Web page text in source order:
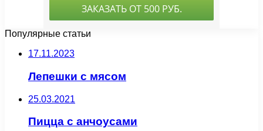
Популярные статьи
17.11.2023
Лепешки с мясом
25.03.2021
Пицца с анчоусами